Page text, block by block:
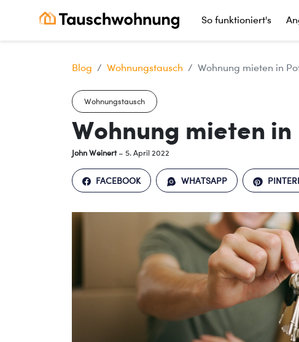
So funktioniert's
Blog Wohnungstausch Wohnung mieten in
Wohnungstausch
Wohnung mieten
John Weinert– 5. April 2022
FACEBOOK WHATSAPP